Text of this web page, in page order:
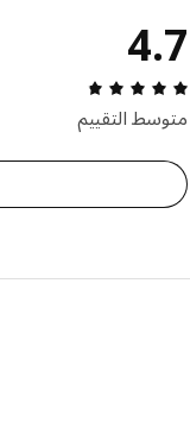
4.7
متوسط التقييم